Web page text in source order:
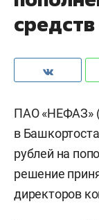
средств
ПАО «НЕФАЗ»
в
рублей на
решение
директоров